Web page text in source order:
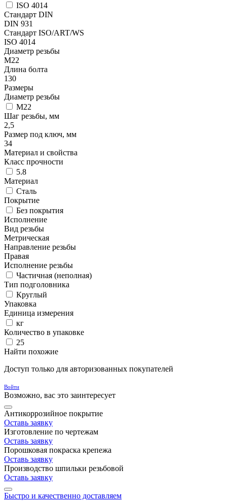
ISO 4014
Стандарт DIN
DIN 931
Стандарт ISO/ART/WS
ISO 4014
Диаметр резьбы
М22
Длина болта
130
Размеры
Диаметр резьбы
М22
Шаг резьбы, мм
2,5
Размер под ключ, мм
34
Материал и свойства
Класс прочности
5.8
Материал
Сталь
Покрытие
Без покрытия
Исполнение
Вид резьбы
Метрическая
Направление резьбы
Правая
Исполнение резьбы
Частичная (неполная)
Тип подголовника
Круглый
Упаковка
Единица измерения
кг
Количество в упаковке
25
Найти похожие
Доступ только для авторизованных покупателей
Войти
Возможно, вас это заинтересует
Антикоррозийное покрытие
Оставь заявку
Изготовление по чертежам
Оставь заявку
Порошковая покраска крепежа
Оставь заявку
Производство шпильки резьбовой
Оставь заявку
Быстро и качественно доставляем